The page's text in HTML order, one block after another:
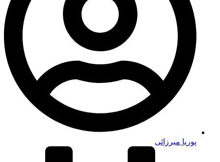
پوریا میرزائی